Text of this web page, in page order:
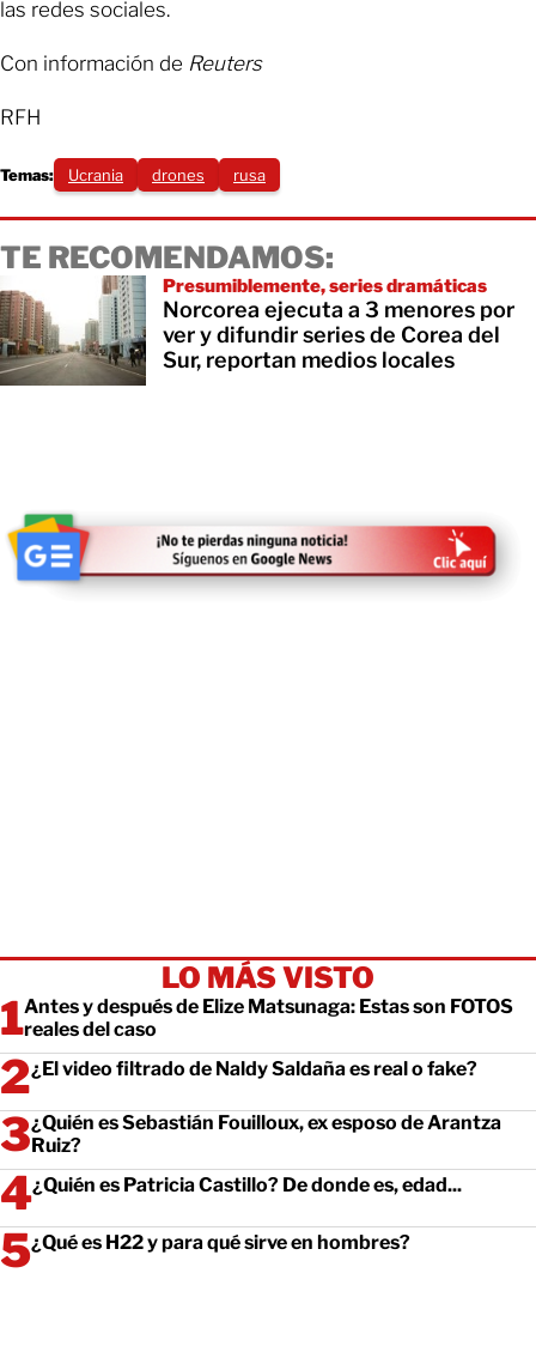
las redes sociales.
Con información de Reuters
RFH
Temas: Ucrania drones rusa
TE RECOMENDAMOS:
Presumiblemente, series dramáticas
Norcorea ejecuta a 3 menores por
ver y difundir series de Corea del
Sur, reportan medios locales
LO MÁS VISTO
Antes y después de Elize Matsunaga: Estas son FOTOS
reales del caso
¿El video filtrado de Naldy Saldaña es real o fake?
¿Quién es Sebastián Fouilloux, ex esposo de Arantza
Ruiz?
¿Quién es Patricia Castillo? De donde es, edad...
¿Qué es H22 y para qué sirve en hombres?